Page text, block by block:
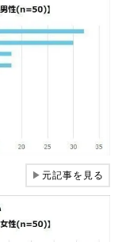
▶元記事を見る